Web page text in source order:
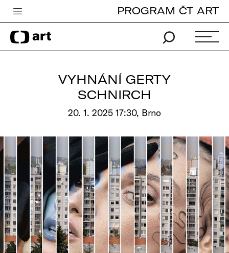
Česká televize
Zpravodajství
Vše o ČT
PROGRAM ČT ART
VYHNÁNÍ GERTY
SCHNIRCH
20. 1. 2025 17:30, Brno